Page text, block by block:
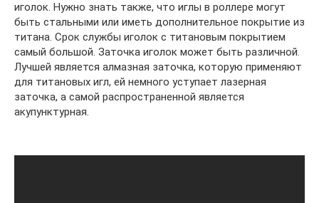
иголок. Нужно знать также, что иглы в роллере могут
быть стальными или иметь дополнительное покрытие из
титана. Срок службы иголок с титановым покрытием
самый большой. Заточка иголок может быть различной.
Лучшей является алмазная заточка, которую применяют
для титановых игл, ей немного уступает лазерная
заточка, а самой распространенной является
акупунктурная.